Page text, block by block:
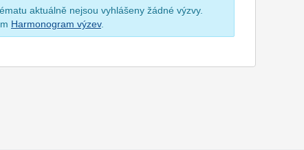
aktuálně nejsou vyhlášeny žádné výzvy.
Harmonogram výzev.